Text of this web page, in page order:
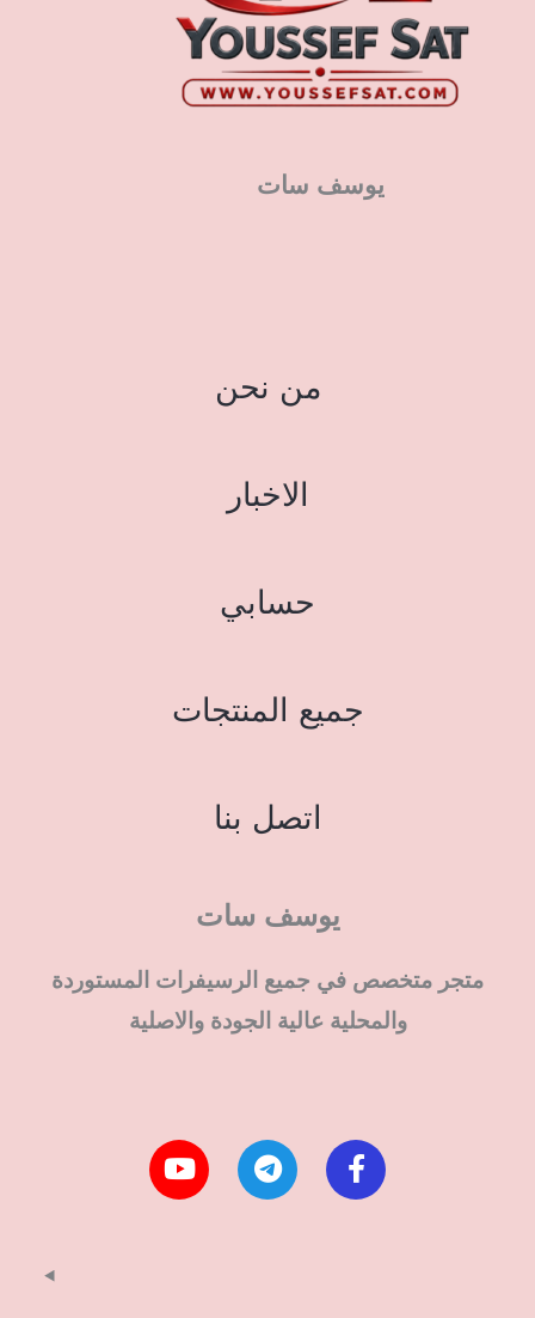
يوسف سات
من نحن
الاخبار
حسابي
جميع المنتجات
اتصل بنا
يوسف سات
متجر متخصص في جميع الرسيفرات المستوردة
والمحلية عالية الجودة والاصلية